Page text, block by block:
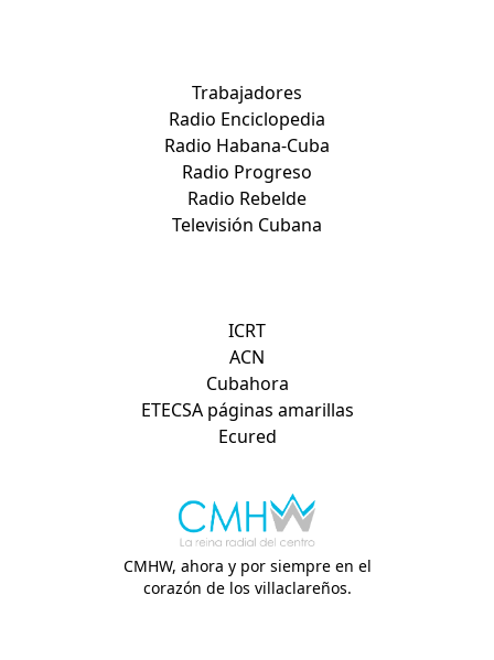
CMHW, ahora y por siempre en el
corazón de los villaclareños.
Trabajadores
Radio Enciclopedia
Radio Habana-Cuba
Radio Progreso
Radio Rebelde
Televisión Cubana
ICRT
ACN
Cubahora
ETECSA páginas amarillas
Ecured